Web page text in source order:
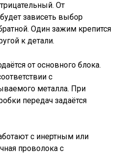
От
зависеть выбор
Один зажим крепится
к детали.
от основного блока.
с
металла. При
передач задаётся
с инертным или
проволока с